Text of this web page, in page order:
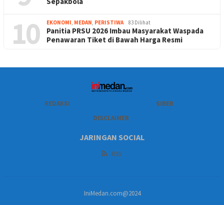
10 EKONOMI MEDAN PERISTIWA 83 Dilihat
Panitia PRSU 2026 Imbau Masyarakat Waspada
Penawaran Tiket di Bawah Harga Resmi
REDAKSI
SIBER
DISCLAIMER
JARINGAN SOCIAL
RSS
IniMedan.com@2024